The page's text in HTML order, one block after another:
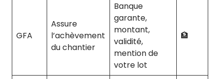
GFA
Assure
l’achèvement
du chantier
Banque
garante,
montant,
validité,
mention de
votre lot
🏦